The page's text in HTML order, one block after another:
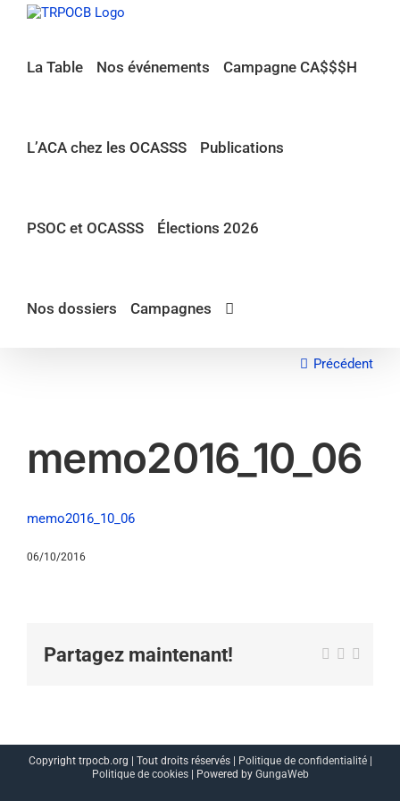
Passer
La Table Nos événements Campagne CA$$$H
L’ACA chez les OCASSS Publications
PSOC et OCASSS Élections 2026
Nos dossiers Campagnes
Précédent
memo2016_10_06
memo2016_10_06
06/10/2016
Partagez maintenant! Facebook
X
Copyright trpocb.org | Tout droits réservés | Politique de confidentialité|
Politique de cookies| Powered by GungaWeb